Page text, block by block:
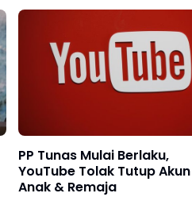
PP Tunas Mulai Berlaku,
YouTube Tolak Tutup Akun
Anak & Remaja